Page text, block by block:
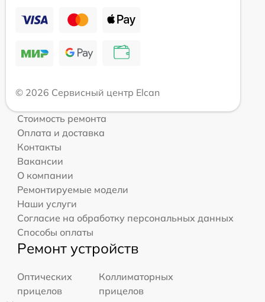
© 2026 Сервисный центр Elcan
Стоимость ремонта
Оплата и доставка
Контакты
Вакансии
О компании
Ремонтируемые модели
Наши услуги
Согласие на обработку персональных данных
Способы оплаты
Ремонт устройств
Оптических
прицелов
Коллиматорных
прицелов